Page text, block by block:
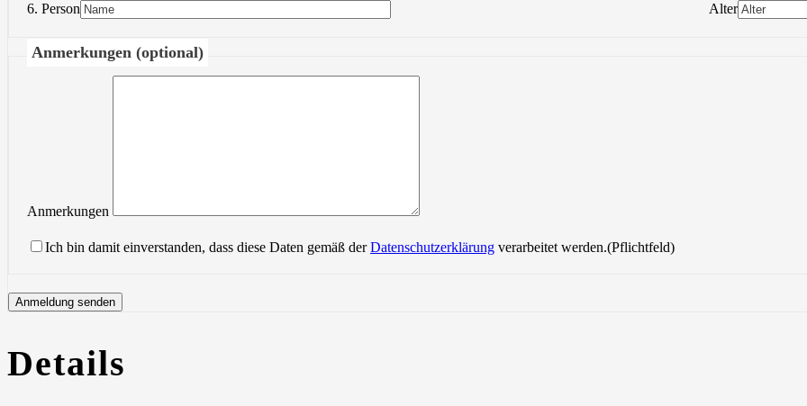
6. Person
Alter
Anmerkungen (optional)
Anmerkungen
Ich bin damit einverstanden, dass diese Daten gemäß derDatenschutzerklärung verarbeitet werden.(Pflichtfeld)
Details